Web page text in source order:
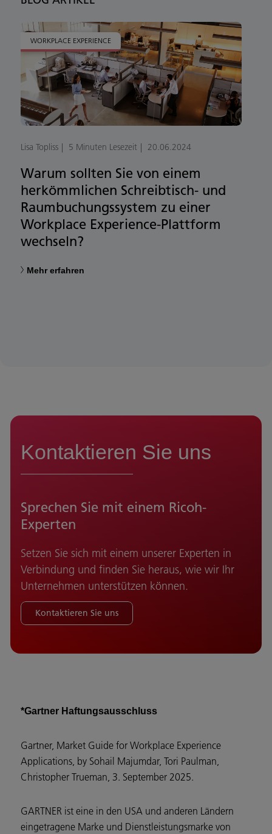
WORKPLACE EXPERIENCE
Lisa Topliss 5 Minuten Lesezeit 20.06.2024
Warum sollten Sie von einem
herkömmlichen Schreibtisch- und
Raumbuchungssystem zu einer
Workplace Experience-Plattform
wechseln?
Mehr erfahren
Kontaktieren Sie uns
Sprechen Sie mit einem Ricoh-
Experten
Setzen Sie sich mit einem unserer Experten in
Verbindung und finden Sie heraus, wie wir Ihr
Unternehmen unterstützen können.
Kontaktieren Sie uns
*Gartner Haftungsausschluss
Gartner, Market Guide for Workplace Experience
Applications, by Sohail Majumdar, Tori Paulman,
Christopher Trueman, 3. September 2025.
GARTNER ist eine in den USA und anderen Ländern
eingetragene Marke und Dienstleistungsmarke von